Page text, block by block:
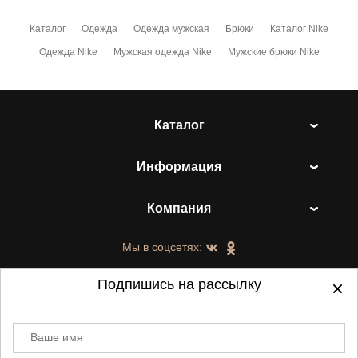
Каталог Одежда Одежда мужская Брюки Каталог Nike
Одежда Nike Мужская одежда Nike Мужские брюки Nike
Каталог
Информация
Компания
Мы в соцсетях:
©2021-2026 - ShoesTown.ru - все права
Подпишись на рассылку
Ваше имя